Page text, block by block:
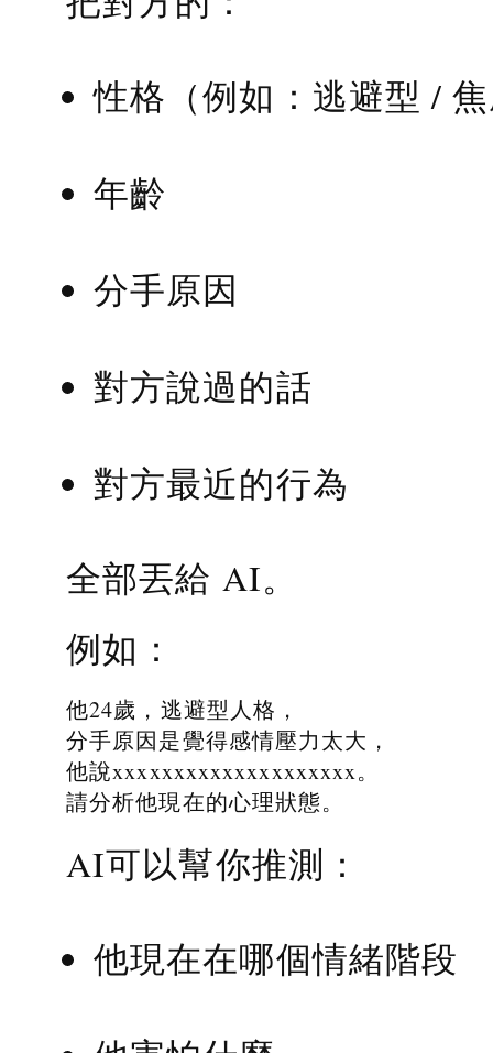
性格（例如：逃避型 /
年齡
分手原因
對方說過的話
對方最近的行為
全部丟給 AI。
例如：
他24歲，逃避型人格，
分手原因是覺得感情壓力太大，
他說xxxxxxxxxxxxxxxxxxxx。
請分析他現在的心理狀態。
AI可以幫你推測：
他現在在哪個情緒階段